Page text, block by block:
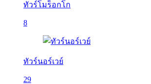
ทัวร์โมร็อกโก
8
ทัวร์นอร์เวย์
29